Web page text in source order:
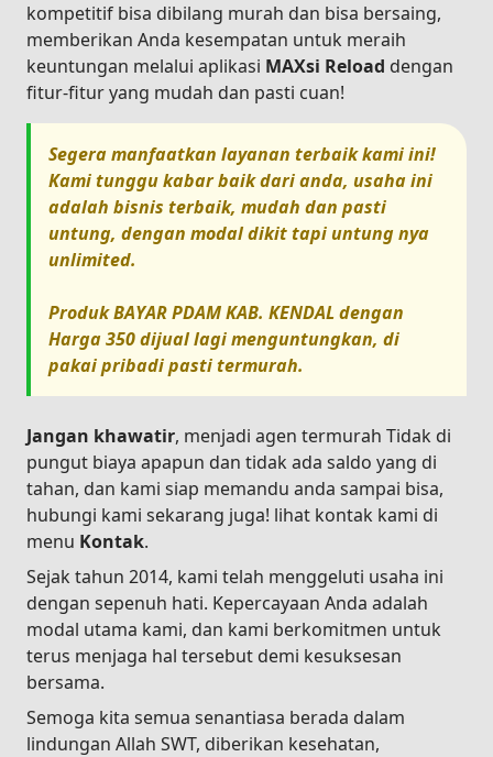
kompetitif bisa dibilang murah dan bisa bersaing,
memberikan Anda kesempatan untuk meraih
keuntungan melalui aplikasi MAXsi Reload dengan
fitur-fitur yang mudah dan pasti cuan!
Segera manfaatkan layanan terbaik kami ini!
Kami tunggu kabar baik dari anda, usaha ini
adalah bisnis terbaik, mudah dan pasti
untung, dengan modal dikit tapi untung nya
unlimited.
ProdukBAYAR PDAM KAB. KENDALdengan
Harga350dijual lagi menguntungkan, di
pakai pribadi pasti termurah.
Jangan khawatir, menjadi agen termurah Tidak di
pungut biaya apapun dan tidak ada saldo yang di
tahan, dan kami siap memandu anda sampai bisa,
hubungi kami sekarang juga! lihat kontak kami di
menu Kontak.
Sejak tahun 2014, kami telah menggeluti usaha ini
dengan sepenuh hati. Kepercayaan Anda adalah
modal utama kami, dan kami berkomitmen untuk
terus menjaga hal tersebut demi kesuksesan
bersama.
Semoga kita semua senantiasa berada dalam
lindungan Allah SWT, diberikan kesehatan,